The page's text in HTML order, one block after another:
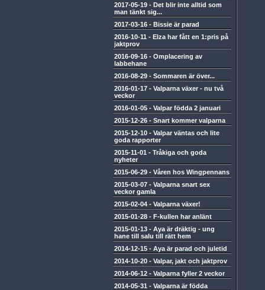
2017-05-19 - Det blir inte alltid som
man tänkt sig...
2017-03-16 - Bissie är parad
2016-10-11 - Elza har fått en 1:pris på
jaktprov
2016-09-16 - Omplacering av
labbehane
2016-08-29 - Sommaren är över...
2016-01-17 - Valparna växer - nu två
veckor
2016-01-05 - Valpar födda 2 januari
2015-12-26 - Snart kommer valparna
2015-12-10 - Valpar väntas och lite
goda rapporter
2015-11-01 - Tråkiga och goda
nyheter
2015-06-29 - Våren hos Wingpennans
2015-03-07 - Valparna snart sex
veckor gamla
2015-02-04 - Valparna växer!
2015-01-28 - F-kullen har anlänt
2015-01-13 - Aya är dräktig - ung
hane till salu till rätt hem
2014-12-15 - Aya är parad och juletid
2014-10-20 - Valpar, jakt och jaktprov
2014-06-12 - Valparna fyller 2 veckor
2014-05-31 - Valparna är födda